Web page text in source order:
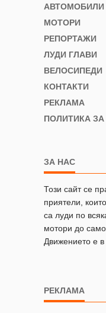
АВТОМОБИЛИ
МОТОРИ
РЕПОРТАЖИ
ЛУДИ ГЛАВИ
ВЕЛОСИПЕДИ
КОНТАКТИ
РЕКЛАМА
ПОЛИТИКА
ЗА НАС
Този сайт се
приятели,
са луди по
мотори до
Движението е в
РЕКЛАМА